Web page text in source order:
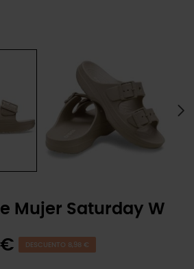
Mujer Saturday W
DESCUENTO 8,98 €